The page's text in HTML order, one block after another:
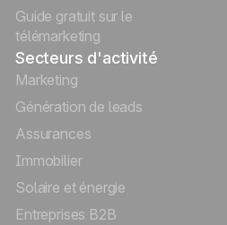
Guide gratuit sur le
télémarketing
Secteurs d'activité
Marketing
Génération de leads
Assurances
Immobilier
Solaire et énergie
Entreprises B2B